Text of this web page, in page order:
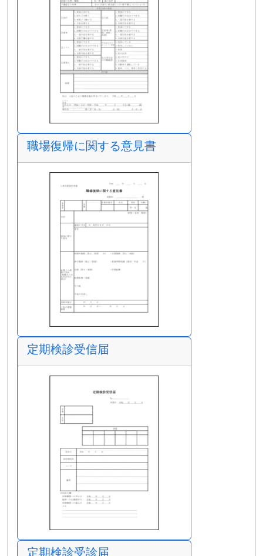
職場復帰に関する意見書
定期検診受信届
定期検診受診届